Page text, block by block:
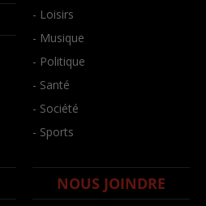
- Loisirs
- Musique
- Politique
- Santé
- Société
- Sports
NOUS JOINDRE